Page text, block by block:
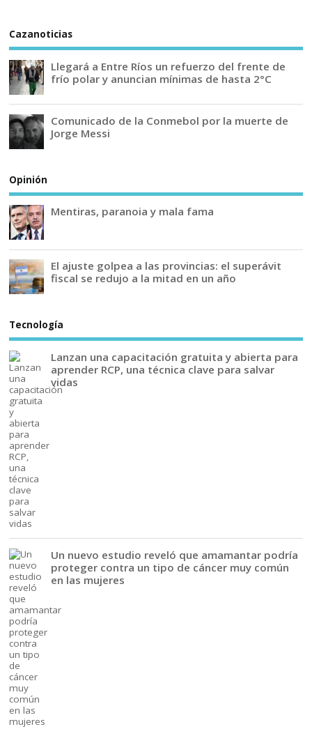
Cazanoticias
Llegará a Entre Ríos un refuerzo del frente de
frío polar y anuncian mínimas de hasta 2°C
Comunicado de la Conmebol por la muerte de
Jorge Messi
Opinión
Mentiras, paranoia y mala fama
El ajuste golpea a las provincias: el superávit
fiscal se redujo a la mitad en un año
Tecnología
Lanzan una capacitación gratuita y abierta para
aprender RCP, una técnica clave para salvar
vidas
Un nuevo estudio reveló que amamantar podría
proteger contra un tipo de cáncer muy común
en las mujeres